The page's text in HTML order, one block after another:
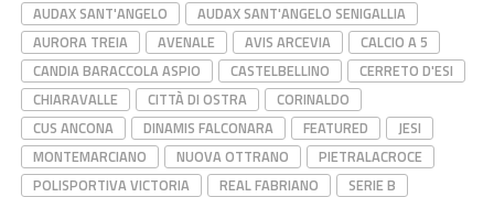
AUDAX SANT'ANGELO
AUDAX SANT'ANGELO SENIGALLIA
AURORA TREIA
AVENALE AVIS ARCEVIA
CALCIO A 5
CANDIA BARACCOLA ASPIO
CASTELBELLINO
CERRETO D'ESI
CHIARAVALLE
CITTÀ DI OSTRA
CORINALDO
CUS ANCONA
DINAMIS FALCONARA FEATURED
JESI
MONTEMARCIANO
NUOVA OTTRANO
PIETRALACROCE
POLISPORTIVA VICTORIA
REAL FABRIANO
SERIE B